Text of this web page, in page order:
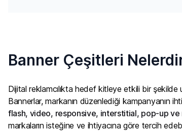
Banner Çeşitleri
Dijital reklamcılıkta hedef kitleye etkili bir şekilde
Bannerlar, markanın düzenlediği kampanyanın
flash, video, responsive, interstitial, pop-up ve
markaların isteğine ve ihtiyacına göre tercih